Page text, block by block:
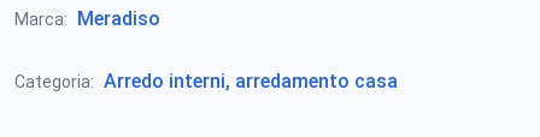
Marca: Meradiso
Categoria: Arredo interni, arredamento casa